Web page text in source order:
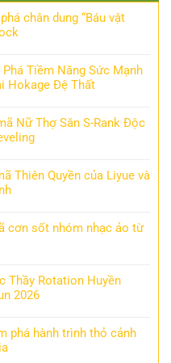
chân dung “Báu vật
Tiềm Năng Sức Mạnh
Hokage Đệ Thất
Nữ Thợ Săn S-Rank Độc
Thiên Quyền của Liyue và
cơn sốt nhóm nhạc ảo từ
Thầy Rotation Huyền
2026
phá hành trình thỏ cảnh